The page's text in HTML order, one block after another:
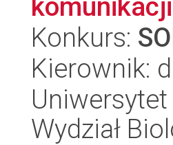
Konkurs:
Kierownik:
Wydział